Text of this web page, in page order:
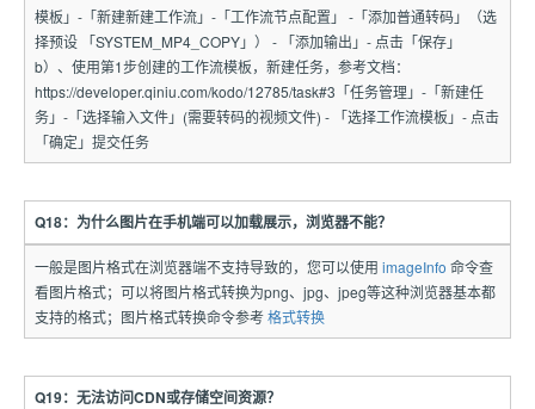
模板」-「新建新建工作流」-「工作流节点配置」 -「添加普通转码」（选
择预设 「SYSTEM_MP4_COPY」） - 「添加输出」- 点击「保存」
b）、使用第1步创建的工作流模板，新建任务，参考文档：
https://developer.qiniu.com/kodo/12785/task#3「任务管理」-「新建任
务」-「选择输入文件」(需要转码的视频文件) - 「选择工作流模板」- 点击
「确定」提交任务
Q18：为什么图片在手机端可以加载展示，浏览器不能？
一般是图片格式在浏览器端不支持导致的，您可以使用 imageInfo 命令查
看图片格式；可以将图片格式转换为png、jpg、jpeg等这种浏览器基本都
支持的格式；图片格式转换命令参考格式转换
Q19：无法访问CDN或存储空间资源？